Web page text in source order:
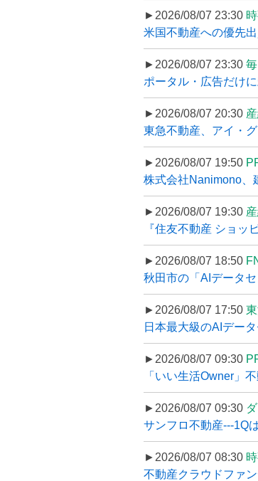
►2026/08/07 23:30
米国不動産への優先
►2026/08/07 23:30
ポータル・広告だけ
►2026/08/07 20:30
東急不動産、アイ・
►2026/08/07 19:50
株式会社Nanimono、
►2026/08/07 19:30
『住友不動産 ショッ
►2026/08/07 18:50
秋田市の「AIデータ
►2026/08/07 17:50
日本最大級のAIデー
►2026/08/07 09:30
「いい生活Owner」
►2026/08/07 09:30
サンフロ不動産---1Q
►2026/08/07 08:30
不動産クラウドファ